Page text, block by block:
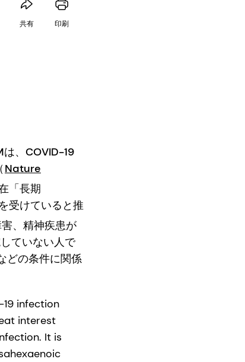
共有 印刷
、COVID-19
Nature
「長期
受けていると推
、精神疾患が
ていない人で
どの条件に関係
infection
interest
It is